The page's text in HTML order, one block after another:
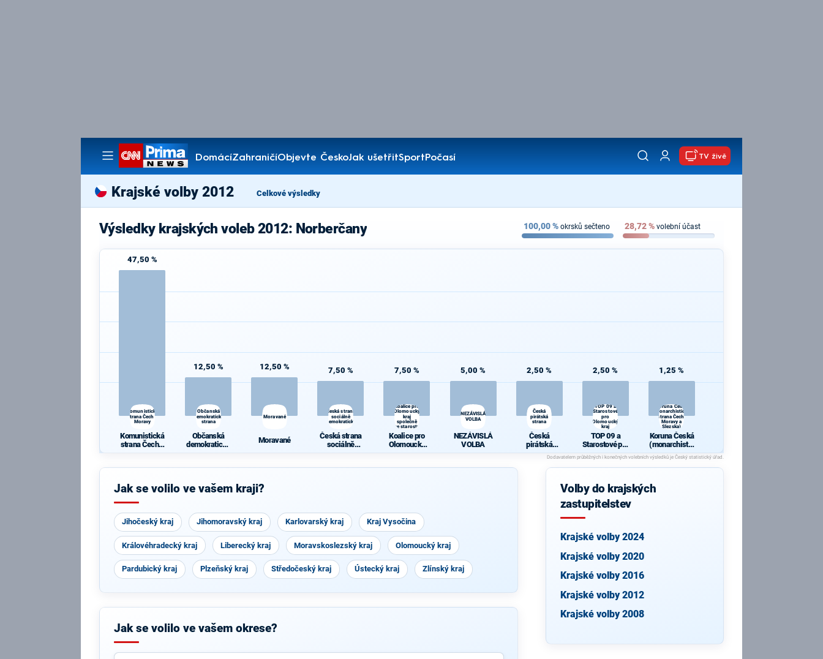
DomácíZahraničíObjevte ČeskoJak ušetřitSportPočasí
Pořady
TV živě
Krajské volby 2012 Celkové výsledky
Výsledky krajských voleb 2012: Norberčany 100,00% okrsků sečteno 28,72% volební účast
47,50 %
Komunistická
strana Čech a
Moravy
Komunistická
strana Čech a
12,50 %
Občanská
demokratická
strana
Občanská
demokratická
12,50 %
Moravané
Moravané
7,50 %
Česká strana
sociálně
demokratická
Česká strana
sociálně
7,50 %
Koalice pro
Olomoucký
kraj
společně
se starosty
Koalice pro
Olomoucký
5,00 %
NEZÁVISLÁ
VOLBA
NEZÁVISLÁ
VOLBA
2,50 %
Česká
pirátská
strana
Česká
pirátská
strana
2,50 %
TOP 09 a
Starostové
pro
Olomoucký
kraj
TOP 09 a
Starostové pro
Olomoucký
kraj
1,25 %
Koruna Česká
(monarchistická
strana Čech,
Moravy a
Slezska)
Koruna Česká
(monarchistic
ká strana
Čech, Moravy
a Slezska)
Jak se volilo ve vašem kraji?
Jihočeský kraj Jihomoravský kraj Karlovarský kraj Kraj Vysočina
Královéhradecký kraj Liberecký kraj Moravskoslezský kraj Olomoucký kraj
Pardubický kraj Plzeňský kraj Středočeský kraj Ústecký kraj Zlínský kraj
Jak se volilo ve vašem okrese?
Volby do krajských
zastupitelstev
Krajské volby 2024
Krajské volby 2020
Krajské volby 2016
Krajské volby 2012
Krajské volby 2008